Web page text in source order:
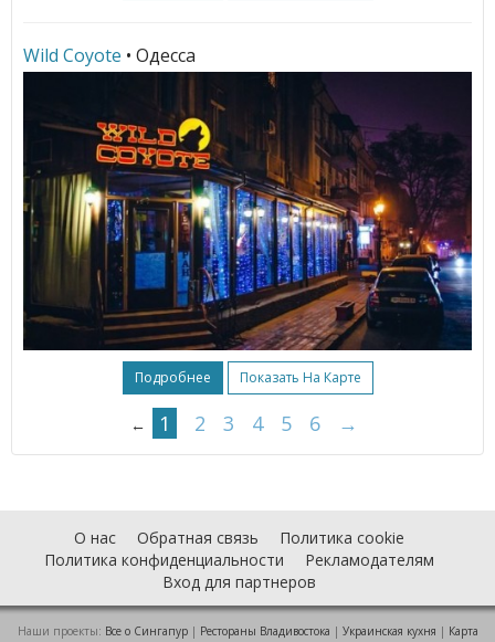
Wild Coyote • Одесса
Подробнее Показать На Карте
← 1 2 3 4 5 6 →
О нас Обратная связь
Политика cookie
Политика конфиденциальности
Рекламодателям
Вход для партнеров
Наши проекты: Все о Cингапур| Рестораны Владивостока | Украинская кухня | Карта